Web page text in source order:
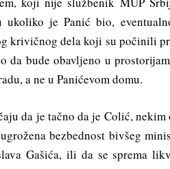
ukoliko je Panić bio,
krivičnog dela koji su počinili
da bude obavljeno u
a ne u Panićevom domu.
da je tačno da je Colić,
bezbednost bivšeg
Gašića, ili da se sprema